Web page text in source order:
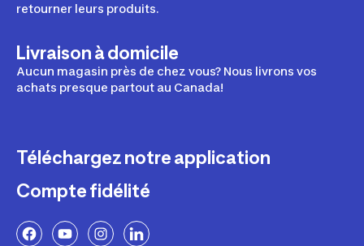
retourner leurs produits.
Livraison à domicile
Aucun magasin près de chez vous? Nous livrons vos
achats presque partout au Canada!
Téléchargez notre application
Compte fidélité